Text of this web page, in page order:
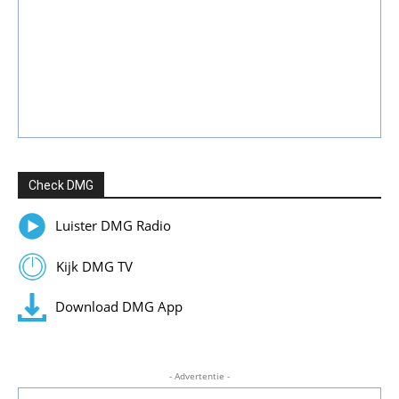
Check DMG
Luister DMG Radio
Kijk DMG TV
Download DMG App
- Advertentie -